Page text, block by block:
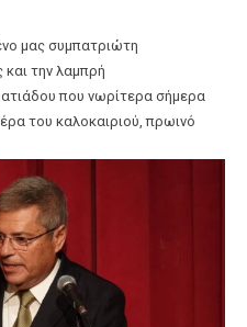
μας συμπατριώτη
την λαμπρή
που νωρίτερα σήμερα
του καλοκαιριού, πρωινό